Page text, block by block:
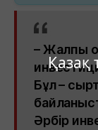
Қазақ
– Жалпы
Бұл –
Әрбір